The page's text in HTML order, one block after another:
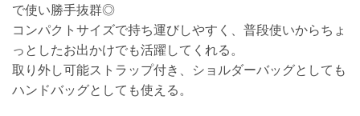
で使い勝手抜群◎
コンパクトサイズで持ち運びしやすく、普段使いからちょ
っとしたお出かけでも活躍してくれる。
取り外し可能ストラップ付き、ショルダーバッグとしても
ハンドバッグとしても使える。